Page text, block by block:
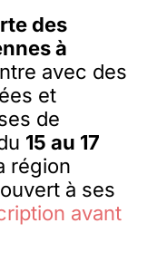
des
à
avec des
et
de
15 au 17
région
à ses
avant